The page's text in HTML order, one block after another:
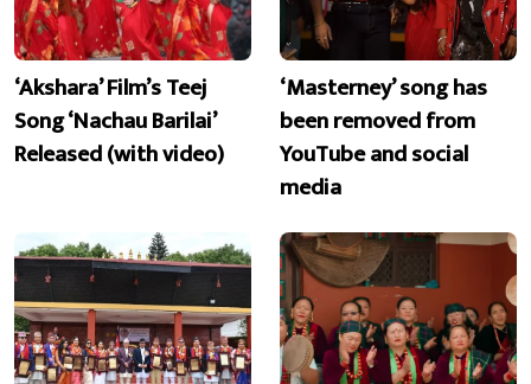
‘Akshara’ Film’s Teej
Song ‘Nachau Barilai’
Released (with video)
‘Masterney’ song has
been removed from
YouTube and social
media